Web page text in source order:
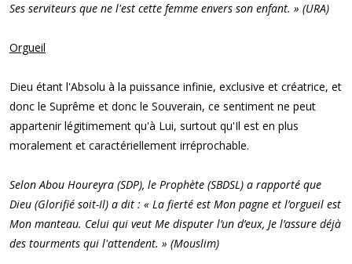
Ses serviteurs que ne l'est cette femme envers son enfant. » (URA)
Orgueil
Dieu étant l'Absolu à la puissance infinie, exclusive et créatrice, et
donc le Suprême et donc le Souverain, ce sentiment ne peut
appartenir légitimement qu'à Lui, surtout qu'Il est en plus
moralement et caractériellement irréprochable.
Selon Abou Houreyra (SDP), le Prophète (SBDSL) a rapporté que
Dieu (Glorifié soit-Il) a dit : « La fierté est Mon pagne et l’orgueil est
Mon manteau. Celui qui veut Me disputer l’un d’eux, Je l’assure déjà
des tourments qui l'attendent. » (Mouslim)